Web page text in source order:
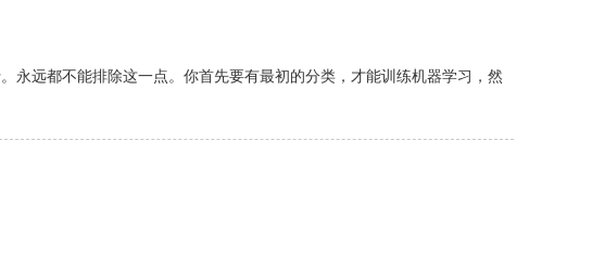
远都不能排除这一点。你首先要有最初的分类，才能训练机器学习，然